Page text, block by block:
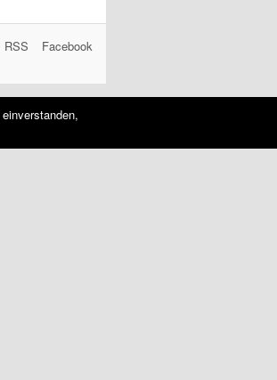
Facebook
RSS
einverstanden,